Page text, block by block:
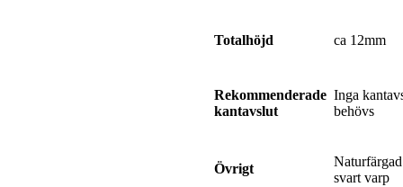
Totalhöjd ca 12mm
Rekommenderade
kantavslut
Inga
behövs
Övrigt
svart varp